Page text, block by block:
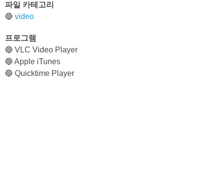
파일 카테고리
🔵 video
프로그램
🔵 VLC Video Player
🔵 Apple iTunes
🔵 Quicktime Player